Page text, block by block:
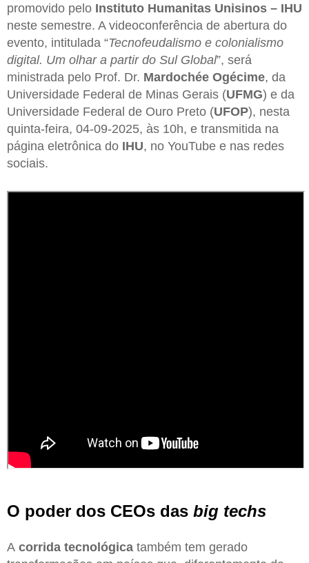
promovido pelo Instituto Humanitas Unisinos – IHU
neste semestre. A videoconferência de abertura do
evento, intitulada “Tecnofeudalismo e colonialismo
digital. Um olhar a partir do Sul Global”, será
ministrada pelo Prof. Dr. Mardochée Ogécime, da
Universidade Federal de Minas Gerais (UFMG) e da
Universidade Federal de Ouro Preto (UFOP), nesta
quinta-feira, 04-09-2025, às 10h, e transmitida na
página eletrônica do IHU, no YouTube e nas redes
sociais.
O poder dos CEOs das big techs
A corrida tecnológica também tem gerado